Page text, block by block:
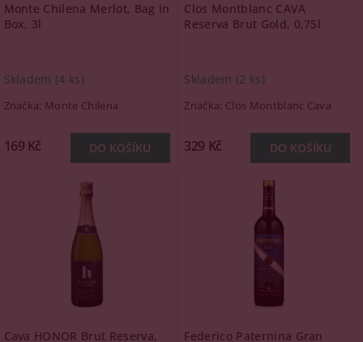
Monte Chilena Merlot, Bag in
Box, 3l
Skladem (4 ks)
Značka: Monte Chilena
169 Kč
Clos Montblanc CAVA
Reserva Brut Gold, 0,75l
Skladem (2 ks)
Značka: Clos Montblanc Cava
329 Kč
Cava HONOR Brut Reserva,
Federico Paternina Gran